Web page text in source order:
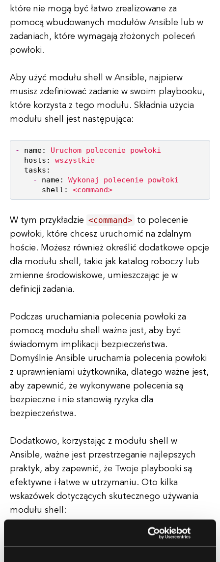
które nie mogą być łatwo zrealizowane za
pomocą wbudowanych modułów Ansible lub w
zadaniach, które wymagają złożonych poleceń
powłoki.
Aby użyć modułu shell w Ansible, najpierw
musisz zdefiniować zadanie w swoim playbooku,
które korzysta z tego modułu. Składnia użycia
modułu shell jest następująca:
- name: Uruchom polecenie powłoki
hosts:
wszystkie
tasks:
-
name: Wykonaj polecenie powłoki
shell:
<command>
W tym przykładzie <command>
to polecenie
powłoki, które chcesz uruchomić na zdalnym
hoście. Możesz również określić dodatkowe opcje
dla modułu shell, takie jak katalog roboczy lub
zmienne środowiskowe, umieszczając je w
definicji zadania.
Podczas uruchamiania polecenia powłoki za
pomocą modułu shell ważne jest, aby być
świadomym implikacji bezpieczeństwa.
Domyślnie Ansible uruchamia polecenia powłoki
z uprawnieniami użytkownika, dlatego ważne jest,
aby zapewnić, że wykonywane polecenia są
bezpieczne i nie stanowią ryzyka dla
bezpieczeństwa.
Dodatkowo, korzystając z modułu shell w
Ansible, ważne jest przestrzeganie najlepszych
praktyk, aby zapewnić, że Twoje playbooki są
efektywne i łatwe w utrzymaniu. Oto kilka
wskazówek dotyczących skutecznego używania
modułu shell:
Używaj modułu shell oszczędnie:Chociaż